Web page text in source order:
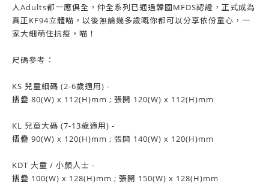
人Adults都一應俱全，仲全系列已通過韓國MFDS認證，正式成為
真正KF94立體喵，以後無論幾多歲嘅你都可以分享依份童心，一
家大細萌住抗疫，喵！
尺碼參考：
KS 兒童細碼 (2-6歲適用) -
摺疊 80(W) x 112(H)mm ; 張開 120(W) x 112(H)mm
KL 兒童大碼 (7-13歲適用) -
摺疊 90(W) x 120(H)mm ; 張開 140(W) x 120(H)mm
KDT 大童 / 小顏人士 -
摺疊 100(W) x 128(H)mm ; 張開 150(W) x 128(H)mm